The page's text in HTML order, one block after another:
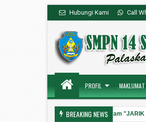
Hubungi Kami Call
PROFIL MAKLUMAT
BREAKING NEWS
Sosialisasi Program "JARIK